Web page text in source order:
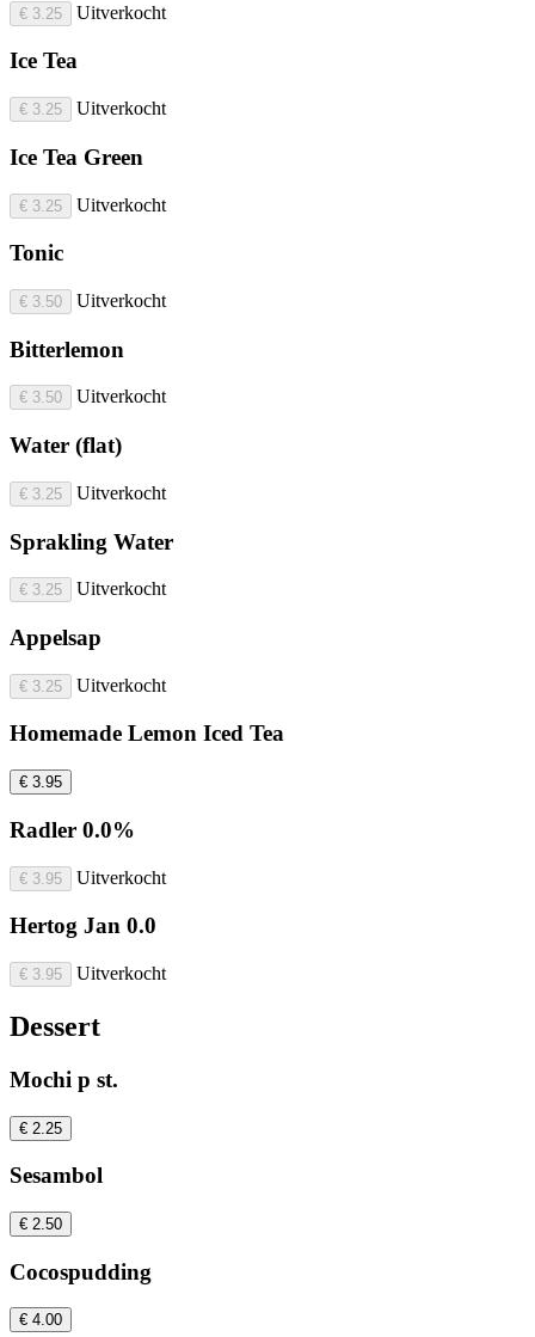
€ 3.25 Uitverkocht
Ice Tea
€ 3.25 Uitverkocht
Ice Tea Green
€ 3.25 Uitverkocht
Tonic
€ 3.50 Uitverkocht
Bitterlemon
€ 3.50 Uitverkocht
Water (flat)
€ 3.25 Uitverkocht
Sprakling Water
€ 3.25 Uitverkocht
Appelsap
€ 3.25 Uitverkocht
Homemade Lemon Iced Tea
€ 3.95
Radler 0.0%
€ 3.95 Uitverkocht
Hertog Jan 0.0
€ 3.95 Uitverkocht
Dessert
Mochi p st.
€ 2.25
Sesambol
€ 2.50
Cocospudding
€ 4.00